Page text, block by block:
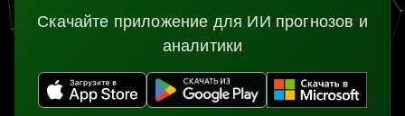
Скачайте приложение для ИИ прогнозов и
аналитики